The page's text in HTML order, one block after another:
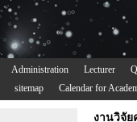
Administration Lecturer
sitemap Calendar for
งานวิจั